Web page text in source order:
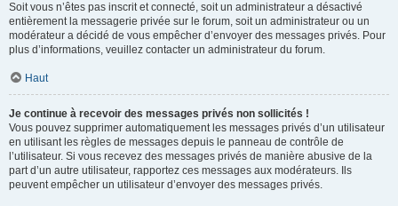
Soit vous n’êtes pas inscrit et connecté, soit un administrateur a désactivé
entièrement la messagerie privée sur le forum, soit un administrateur ou un
modérateur a décidé de vous empêcher d’envoyer des messages privés. Pour
plus d’informations, veuillez contacter un administrateur du forum.
Haut
Je continue à recevoir des messages privés non sollicités !
Vous pouvez supprimer automatiquement les messages privés d’un utilisateur
en utilisant les règles de messages depuis le panneau de contrôle de
l’utilisateur. Si vous recevez des messages privés de manière abusive de la
part d’un autre utilisateur, rapportez ces messages aux modérateurs. Ils
peuvent empêcher un utilisateur d’envoyer des messages privés.